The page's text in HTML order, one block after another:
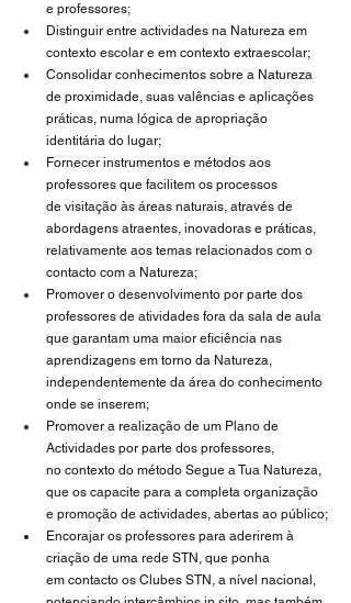
e professores;
Distinguir entre actividades na Natureza em
contexto escolar e em contexto extraescolar;
Consolidar conhecimentos sobre a Natureza
de proximidade, suas valências e aplicações
práticas, numa lógica de apropriação
identitária do lugar;
Fornecer instrumentos e métodos aos
professores que facilitem os processos
de visitação às áreas naturais, através de
abordagens atraentes, inovadoras e práticas,
relativamente aos temas relacionados com o
contacto com a Natureza;
Promover o desenvolvimento por parte dos
professores de atividades fora da sala de aula
que garantam uma maior eficiência nas
aprendizagens em torno da Natureza,
independentemente da área do conhecimento
onde se inserem;
Promover a realização de um Plano de
Actividades por parte dos professores,
no contexto do método Segue a Tua Natureza,
que os capacite para a completa organização
e promoção de actividades, abertas ao público;
Encorajar os professores para aderirem à
criação de uma rede STN, que ponha
em contacto os Clubes STN, a nível nacional,